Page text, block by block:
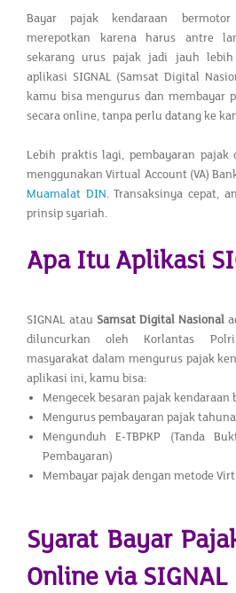
Bayar pajak kendaraan
merepotkan karena harus antre
sekarang urus pajak jadi jauh
aplikasi SIGNAL (Samsat Digital
kamu bisa mengurus dan membayar
secara online, tanpa perlu datang ke
Lebih praktis lagi, pembayaran pajak
menggunakan Virtual Account (VA)
Muamalat DIN. Transaksinya cepat,
prinsip syariah.
Apa Itu Aplikasi
SIGNAL atau Samsat Digital Nasional
diluncurkan oleh Korlantas
masyarakat dalam mengurus pajak
aplikasi ini, kamu bisa:
Mengecek besaran pajak kendaraan
Mengurus pembayaran pajak
Mengunduh E-TBPKP (Tanda
Pembayaran)
Membayar pajak dengan metode
Syarat Bayar
Online via SIGNAL